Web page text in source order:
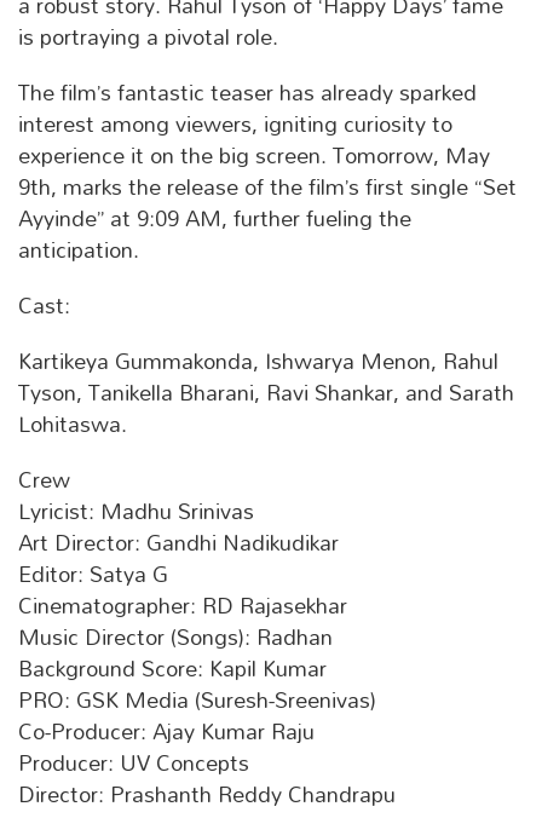
is portraying a pivotal role.
The film’s fantastic teaser has already sparked
interest among viewers, igniting curiosity to
experience it on the big screen. Tomorrow, May
9th, marks the release of the film’s first single “Set
Ayyinde” at 9:09 AM, further fueling the
anticipation.
Cast:
Kartikeya Gummakonda, Ishwarya Menon, Rahul
Tyson, Tanikella Bharani, Ravi Shankar, and Sarath
Lohitaswa.
Crew
Lyricist: Madhu Srinivas
Art Director: Gandhi Nadikudikar
Editor: Satya G
Cinematographer: RD Rajasekhar
Music Director (Songs): Radhan
Background Score: Kapil Kumar
PRO: GSK Media (Suresh-Sreenivas)
Co-Producer: Ajay Kumar Raju
Producer: UV Concepts
Director: Prashanth Reddy Chandrapu